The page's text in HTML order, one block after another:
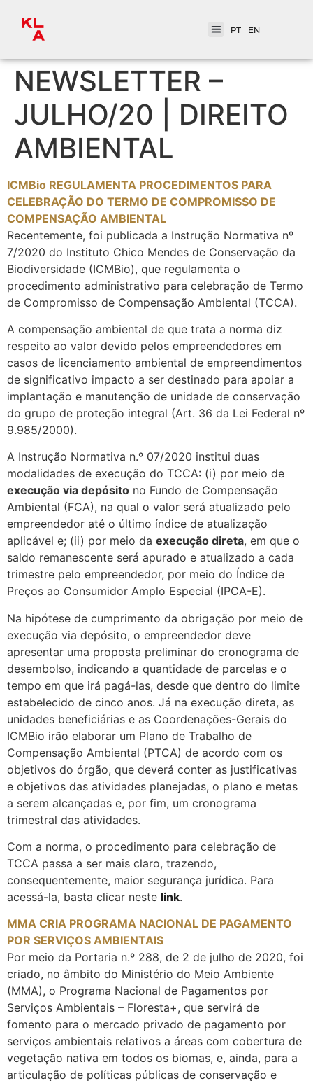
PT EN
NEWSLETTER –
JULHO/20 | DIREITO
AMBIENTAL
ICMBio REGULAMENTA PROCEDIMENTOS PARA
CELEBRAÇÃO DO TERMO DE COMPROMISSO DE
COMPENSAÇÃO AMBIENTAL
Recentemente, foi publicada a Instrução Normativa nº
7/2020 do Instituto Chico Mendes de Conservação da
Biodiversidade (ICMBio), que regulamenta o
procedimento administrativo para celebração de Termo
de Compromisso de Compensação Ambiental (TCCA).
A compensação ambiental de que trata a norma diz
respeito ao valor devido pelos empreendedores em
casos de licenciamento ambiental de empreendimentos
de significativo impacto a ser destinado para apoiar a
implantação e manutenção de unidade de conservação
do grupo de proteção integral (Art. 36 da Lei Federal nº
9.985/2000).
A Instrução Normativa n.º 07/2020 institui duas
modalidades de execução do TCCA: (i) por meio de
execução via depósito no Fundo de Compensação
Ambiental (FCA), na qual o valor será atualizado pelo
empreendedor até o último índice de atualização
aplicável e; (ii) por meio da execução direta, em que o
saldo remanescente será apurado e atualizado a cada
trimestre pelo empreendedor, por meio do Índice de
Preços ao Consumidor Amplo Especial (IPCA-E).
Na hipótese de cumprimento da obrigação por meio de
execução via depósito, o empreendedor deve
apresentar uma proposta preliminar do cronograma de
desembolso, indicando a quantidade de parcelas e o
tempo em que irá pagá-las, desde que dentro do limite
estabelecido de cinco anos. Já na execução direta, as
unidades beneficiárias e as Coordenações-Gerais do
ICMBio irão elaborar um Plano de Trabalho de
Compensação Ambiental (PTCA) de acordo com os
objetivos do órgão, que deverá conter as justificativas
e objetivos das atividades planejadas, o plano e metas
a serem alcançadas e, por fim, um cronograma
trimestral das atividades.
Com a norma, o procedimento para celebração de
TCCA passa a ser mais claro, trazendo,
consequentemente, maior segurança jurídica. Para
acessá-la, basta clicar neste link.
MMA CRIA PROGRAMA NACIONAL DE PAGAMENTO
POR SERVIÇOS AMBIENTAIS
Por meio da Portaria n.º 288, de 2 de julho de 2020, foi
criado, no âmbito do Ministério do Meio Ambiente
(MMA), o Programa Nacional de Pagamentos por
Serviços Ambientais – Floresta+, que servirá de
fomento para o mercado privado de pagamento por
serviços ambientais relativos a áreas com cobertura de
vegetação nativa em todos os biomas, e, ainda, para a
articulação de políticas públicas de conservação e